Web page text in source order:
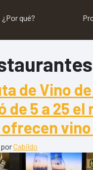
¿Por qué?
de Vino
5 a 25 el
vino
porCabildo